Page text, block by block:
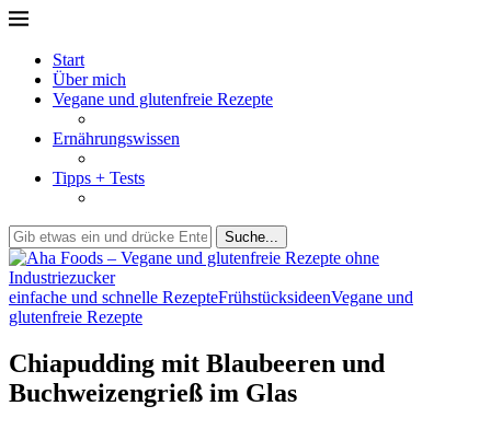
Start
Über mich
Vegane und glutenfreie Rezepte
Ernährungswissen
Tipps + Tests
Suche...
einfache und schnelle RezepteFrühstücksideenVegane und
glutenfreie Rezepte
Chiapudding mit Blaubeeren und
Buchweizengrieß im Glas